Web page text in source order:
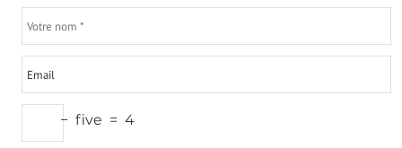
− five = 4